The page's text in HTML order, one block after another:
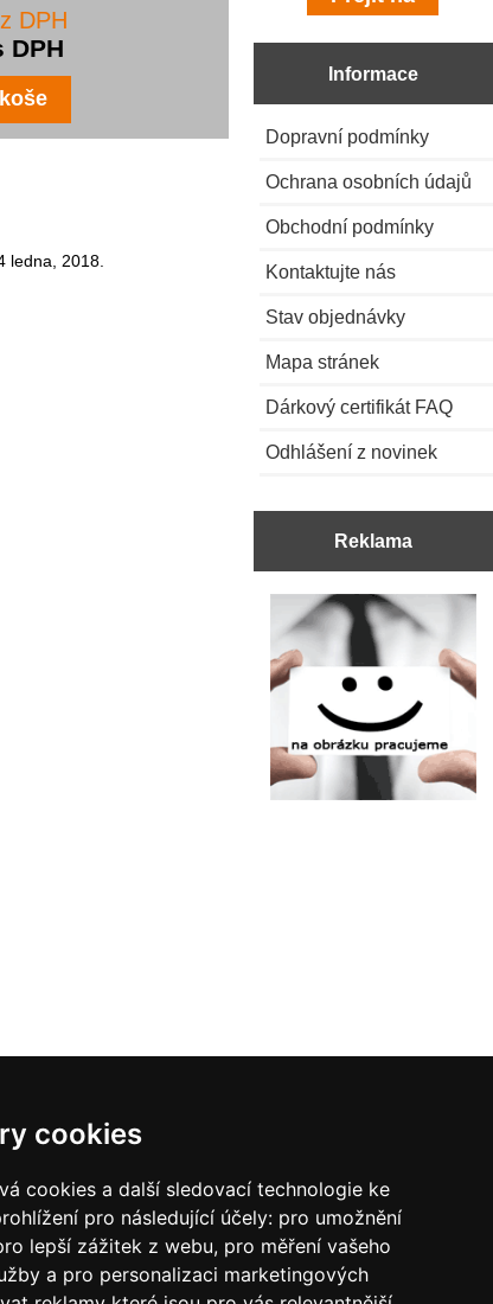
cookies
cookies a další sledovací technologie ke
pro následující účely: pro umožnění
lepší zážitek z webu, pro měření vašeho
a pro personalizaci marketingových
DPH
DPH
ledna, 2018.
Informace
Dopravní podmínky
Ochrana osobních údajů
Obchodní podmínky
Kontaktujte nás
Stav objednávky
Mapa stránek
Dárkový certifikát FAQ
Odhlášení z novinek
Reklama